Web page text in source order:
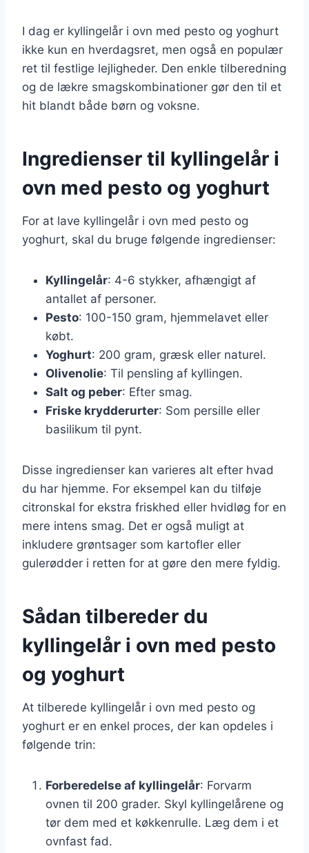
I dag er kyllingelår i ovn med pesto og yoghurt
ikke kun en hverdagsret, men også en populær
ret til festlige lejligheder. Den enkle tilberedning
og de lækre smagskombinationer gør den til et
hit blandt både børn og voksne.
Ingredienser til kyllingelår i
ovn med pesto og yoghurt
For at lave kyllingelår i ovn med pesto og
yoghurt, skal du bruge følgende ingredienser:
Kyllingelår: 4-6 stykker, afhængigt af
antallet af personer.
Pesto: 100-150 gram, hjemmelavet eller
købt.
Yoghurt: 200 gram, græsk eller naturel.
Olivenolie: Til pensling af kyllingen.
Salt og peber: Efter smag.
Friske krydderurter: Som persille eller
basilikum til pynt.
Disse ingredienser kan varieres alt efter hvad
du har hjemme. For eksempel kan du tilføje
citronskal for ekstra friskhed eller hvidløg for en
mere intens smag. Det er også muligt at
inkludere grøntsager som kartofler eller
gulerødder i retten for at gøre den mere fyldig.
Sådan tilbereder du
kyllingelår i ovn med pesto
og yoghurt
At tilberede kyllingelår i ovn med pesto og
yoghurt er en enkel proces, der kan opdeles i
følgende trin:
Forberedelse af kyllingelår: Forvarm
ovnen til 200 grader. Skyl kyllingelårene og
tør dem med et køkkenrulle. Læg dem i et
ovnfast fad.